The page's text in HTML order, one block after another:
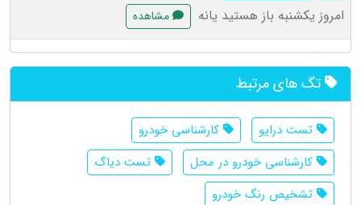
امروز یکشنبه باز هستید یانه مشاهده
تگ های مرتبط
تست درایو
کارشناسی خودرو
کارشناسی خودرو در محل
تست دیاگ
تشخیص رنگ خودرو